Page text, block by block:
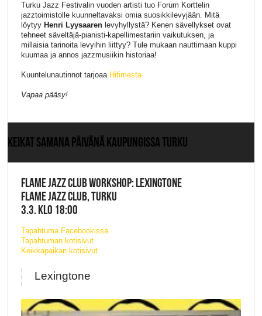
Turku Jazz Festivalin vuoden artisti tuo Forum Korttelin
jazztoimistolle kuunneltavaksi omia suosikkilevyjään. Mitä
löytyy Henri Lyysaarenlevyhyllystä? Kenen sävellykset ovat
tehneet säveltäjä-pianisti-kapellimestariin vaikutuksen, ja
millaisia tarinoita levyihin liittyy? Tule mukaan nauttimaan kuppi
kuumaa ja annos jazzmusiikin historiaa!
Kuuntelunautinnot tarjoaa Hifimesta
Vapaa pääsy!
KEIKAT SAMANA PÄIVÄNÄ KAUPUNGISSA TURKU
FLAME JAZZ CLUB WORKSHOP: LEXINGTONE
FLAME JAZZ CLUB, TURKU
3.3. KLO 18:00
Tapahtuma Facebookissa
Tapahtuman kotisivut
Keikkapaikan kotisivut
Lexingtone